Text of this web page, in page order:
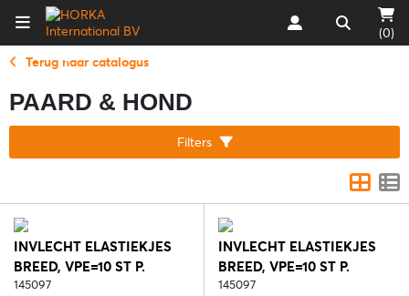
(0)
Terug naar catalogus
PAARD & HOND
Filters
INVLECHT ELASTIEKJES
BREED, VPE=10 ST P.
KLEUR - 2. ZWART
145097
INVLECHT ELASTIEKJES
BREED, VPE=10 ST P.
KLEUR - 5. BRUIN
145097